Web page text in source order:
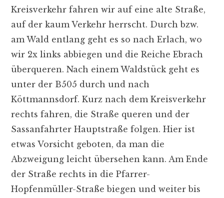
Kreisverkehr fahren wir auf eine alte Straße,
auf der kaum Verkehr herrscht. Durch bzw.
am Wald entlang geht es so nach Erlach, wo
wir 2x links abbiegen und die Reiche Ebrach
überqueren. Nach einem Waldstück geht es
unter der B505 durch und nach
Köttmannsdorf. Kurz nach dem Kreisverkehr
rechts fahren, die Straße queren und der
Sassanfahrter Hauptstraße folgen. Hier ist
etwas Vorsicht geboten, da man die
Abzweigung leicht übersehen kann. Am Ende
der Straße rechts in die Pfarrer-
Hopfenmüller-Straße biegen und weiter bis